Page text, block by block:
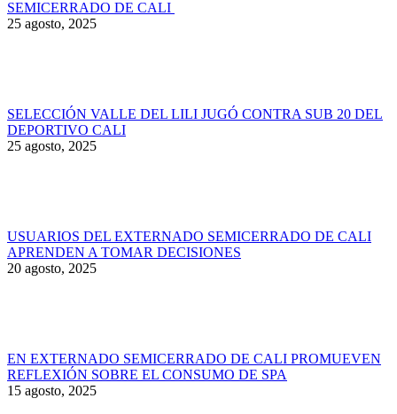
SEMICERRADO DE CALI
25 agosto, 2025
SELECCIÓN VALLE DEL LILI JUGÓ CONTRA SUB 20 DEL
DEPORTIVO CALI
25 agosto, 2025
USUARIOS DEL EXTERNADO SEMICERRADO DE CALI
APRENDEN A TOMAR DECISIONES
20 agosto, 2025
EN EXTERNADO SEMICERRADO DE CALI PROMUEVEN
REFLEXIÓN SOBRE EL CONSUMO DE SPA
15 agosto, 2025